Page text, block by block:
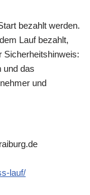
bezahlt werden.
Lauf bezahlt,
Sicherheitshinweis:
und das
und
lauf/